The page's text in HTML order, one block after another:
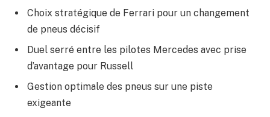
Choix stratégique de Ferrari pour un changement
de pneus décisif
Duel serré entre les pilotes Mercedes avec prise
d’avantage pour Russell
Gestion optimale des pneus sur une piste
exigeante